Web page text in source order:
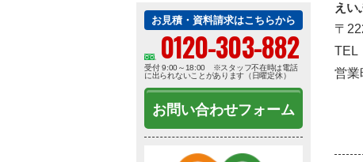
えい
〒
TEL
営業
お見積・資料請求はこちらから
0120-303-882
受付 9:00～18:00 ※スタッフ不在時は電話
に出られないことがあります（日曜定休）
お問い合わせフォーム